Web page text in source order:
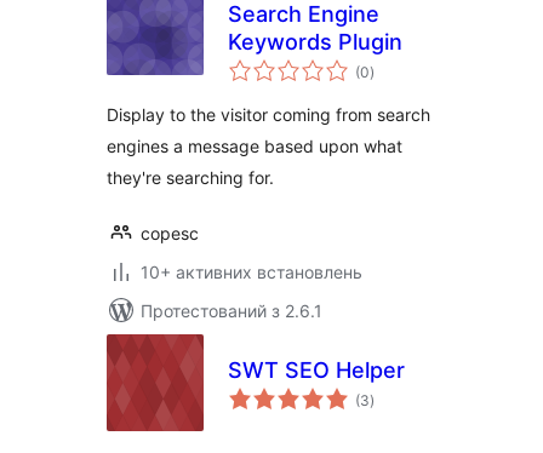
Search Engine
Keywords Plugin
(0загальний
рейтинг
)
Display to the visitor coming from search
engines a message based upon what
they're searching for.
copesc
10+ активних встановлень
Протестований з 2.6.1
SWT SEO Helper
(3загальний
рейтинг
)